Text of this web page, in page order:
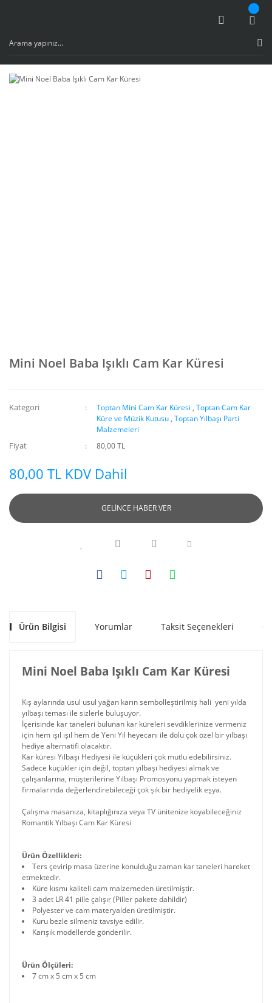
Mini Noel Baba Işıklı Cam Kar Küresi
Kategori Toptan Mini Cam Kar Küresi ,Toptan Cam Kar
Küre ve Müzik Kutusu ,Toptan Yılbaşı Parti
Malzemeleri
Fiyat 80,00 TL
80,00 TL KDV Dahil
GELİNCE HABER VER
Ürün Bilgisi Yorumlar Taksit Seçenekleri
Mini Noel Baba Işıklı Cam Kar Küresi
Kış aylarında usul usul yağan karın sembolleştirilmiş hali yeni yılda
yılbaşı teması ile sizlerle buluşuyor.
İçerisinde kar taneleri bulunan kar küreleri sevdiklerinize vermeniz
için hem ışıl ışıl hem de Yeni Yıl heyecanı ile dolu çok özel bir yılbaşı
hediye alternatifi olacaktır.
Kar küresi Yılbaşı Hediyesi ile küçükleri çok mutlu edebilirsiniz.
Sadece küçükler için değil, toptan yılbaşı hediyesi almak ve
çalışanlarına, müşterilerine Yılbaşı Promosyonu yapmak isteyen
firmalarında değerlendirebileceği çok şık bir hediyelik eşya.
Çalışma masanıza, kitaplığınıza veya TV ünitenize koyabileceğiniz
Romantik Yılbaşı Cam Kar Küresi
Ürün Özellikleri:
Ters çevirip masa üzerine konulduğu zaman kar taneleri hareket
etmektedir.
Küre kısmı kaliteli cam malzemeden üretilmiştir.
3 adet LR 41 pille çalışır (Piller pakete dahildir)
Polyester ve cam materyalden üretilmiştir.
Kuru bezle silmeniz tavsiye edilir.
Karışık modellerde gönderilir.
Ürün Ölçüleri:
7 cm x 5 cm x 5 cm